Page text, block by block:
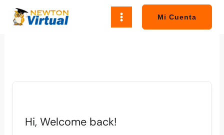
Mi Cuenta
Hi, Welcome back!